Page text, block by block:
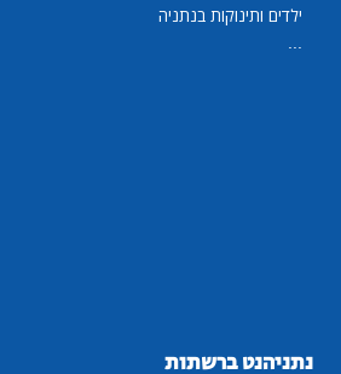
ילדים ותינוקות בנתניה
...
נתניהנט ברשתות